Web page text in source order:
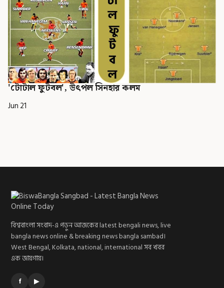
'টোটাল ফুটবল', উৎপল সিনহার কলম
Jun 21
বিশ্ববাংলা সংবাদ-এ পড়ুন আজকের latest bengali news, live
bangla news online & breaking news bangla sambad।
West Bengal, Kolkata, national, international সব খবর
এক জায়গায়।
f ▶